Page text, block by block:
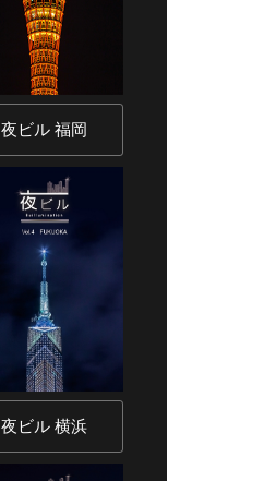
夜ビル 福岡
夜ビル 横浜